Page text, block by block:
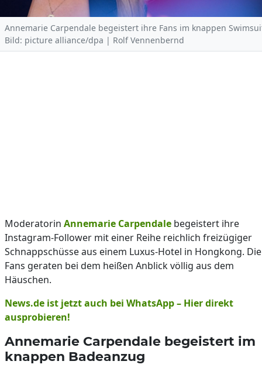
Annemarie Carpendale begeistert ihre Fans im knappen
Bild: picture alliance/dpa | Rolf Vennenbernd
Moderatorin Annemarie Carpendale begeistert ihre
Instagram-Follower mit einer Reihe reichlich freizügiger
Schnappschüsse aus einem Luxus-Hotel in Hongkong. Die
Fans geraten bei dem heißen Anblick völlig aus dem
Häuschen.
News.de ist jetzt auch bei WhatsApp – Hier direkt
ausprobieren!
Annemarie Carpendale begeistert im
knappen Badeanzug